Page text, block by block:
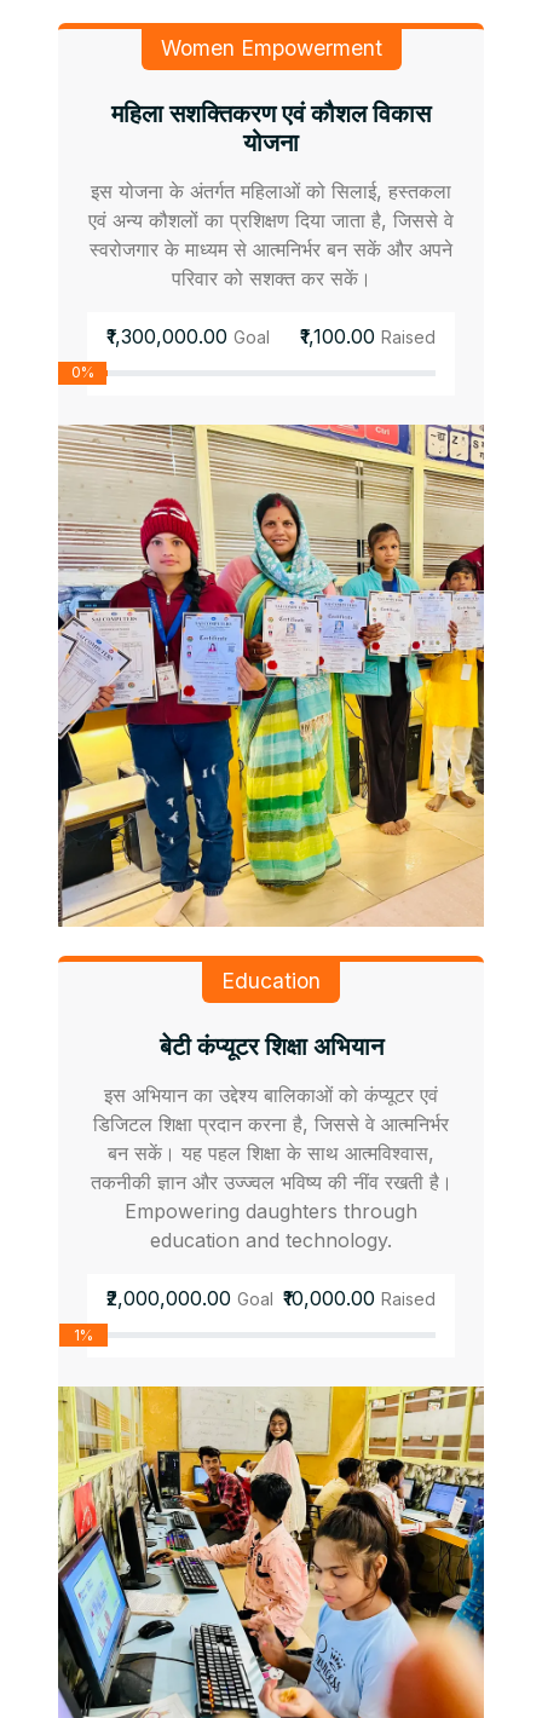
Women Empowerment
महिला सशक्तिकरण एवं कौशल विकास
योजना
इस योजना के अंतर्गत महिलाओं को सिलाई, हस्तकला
एवं अन्य कौशलों का प्रशिक्षण दिया जाता है, जिससे वे
स्वरोजगार के माध्यम से आत्मनिर्भर बन सकें और अपने
परिवार को सशक्त कर सकें।
₹1,300,000.00 Goal ₹1,100.00 Raised
0%
Education
बेटी कंप्यूटर शिक्षा अभियान
इस अभियान का उद्देश्य बालिकाओं को कंप्यूटर एवं
डिजिटल शिक्षा प्रदान करना है, जिससे वे आत्मनिर्भर
बन सकें। यह पहल शिक्षा के साथ आत्मविश्वास,
तकनीकी ज्ञान और उज्ज्वल भविष्य की नींव रखती है।
Empowering daughters through
education and technology.
₹2,000,000.00 Goal ₹10,000.00 Raised
1%